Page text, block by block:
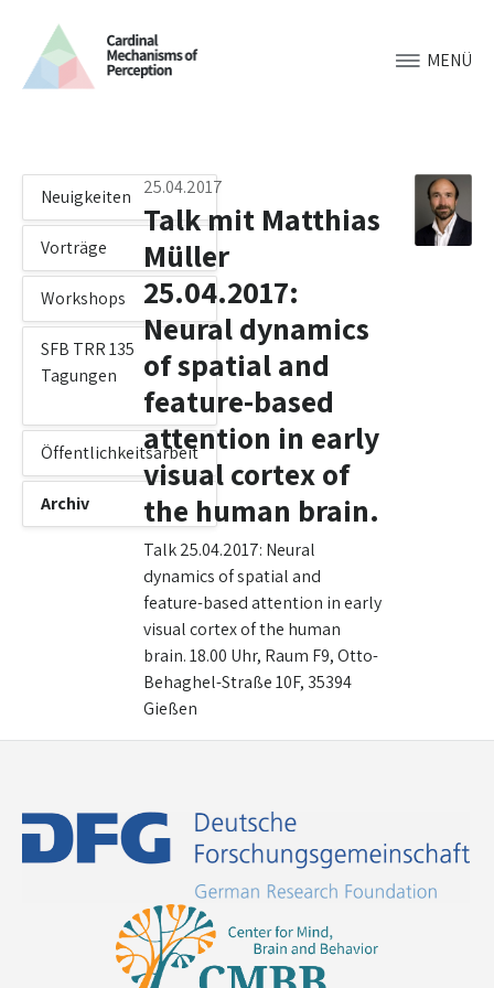
MENÜ
Neuigkeiten
Vorträge
Workshops
SFB TRR 135
Tagungen
Öffentlichkeitsarbeit
Archiv
25.04.2017
Talk mit Matthias
Müller
25.04.2017:
Neural dynamics
of spatial and
feature-based
attention in early
visual cortex of
the human brain.
Talk 25.04.2017: Neural
dynamics of spatial and
feature-based attention in early
visual cortex of the human
brain. 18.00 Uhr, Raum F9, Otto-
Behaghel-Straße 10F, 35394
Gießen